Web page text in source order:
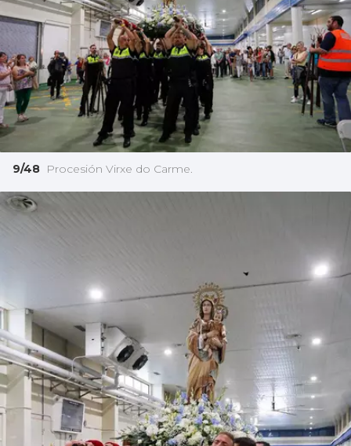
9/48 Procesión Virxe do Carme.